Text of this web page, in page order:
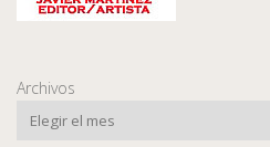
Archivos